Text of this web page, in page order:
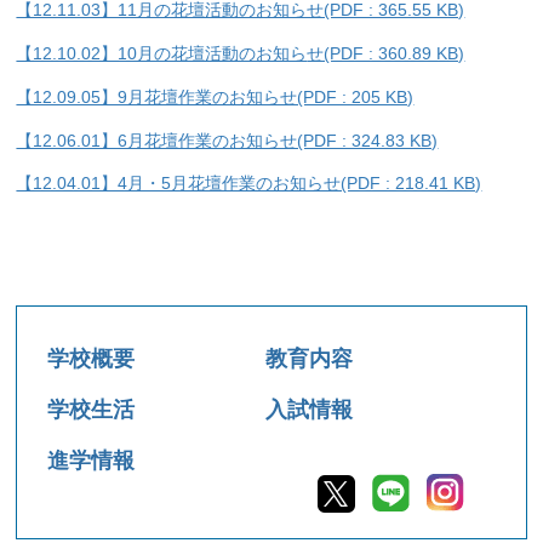
【12.11.03】11月の花壇活動のお知らせ(PDF : 365.55 KB)
【12.10.02】10月の花壇活動のお知らせ(PDF : 360.89 KB)
【12.09.05】9月花壇作業のお知らせ(PDF : 205 KB)
【12.06.01】6月花壇作業のお知らせ(PDF : 324.83 KB)
【12.04.01】4月・5月花壇作業のお知らせ(PDF : 218.41 KB)
学校概要 教育内容
学校生活 入試情報
進学情報